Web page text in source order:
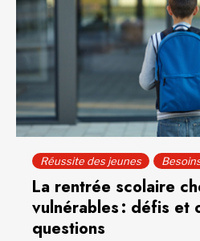
Réussite des jeunes
La rentrée scolaire
vulnérables : défis et
questions